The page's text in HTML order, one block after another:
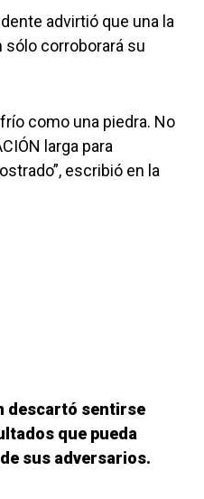
advirtió que una la
corroborará su
como una piedra. No
larga para
escribió en la
descartó sentirse
que pueda
sus adversarios.